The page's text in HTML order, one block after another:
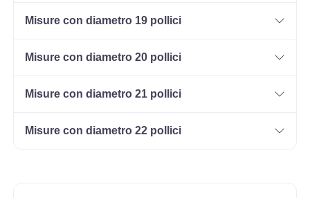
Misure con diametro 19 pollici
Misure con diametro 20 pollici
Misure con diametro 21 pollici
Misure con diametro 22 pollici